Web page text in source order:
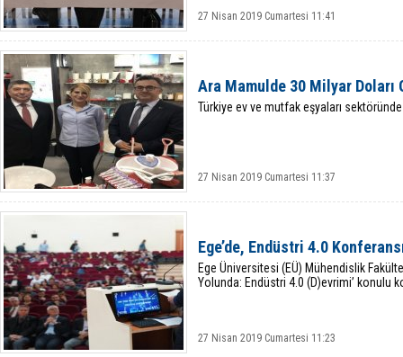
27 Nisan 2019 Cumartesi 11:41
Ara Mamulde 30 Milyar
Türkiye ev ve mutfak eşyaları
27 Nisan 2019 Cumartesi 11:37
Ege’de, Endüstri 4.0
Ege Üniversitesi (EÜ) Mühendislik
Yolunda: Endüstri 4.0 (D)evrimi’ konulu
27 Nisan 2019 Cumartesi 11:23